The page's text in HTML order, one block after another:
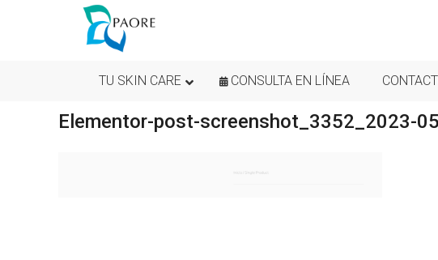
TU SKIN CARE CONSULTA EN LÍNEA
Elementor-post-screenshot_3352_2023-